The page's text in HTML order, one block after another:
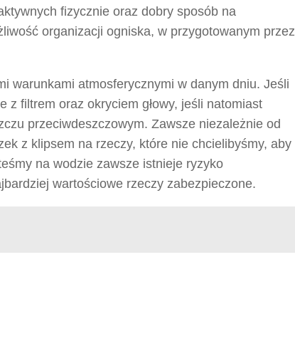
fizycznie oraz dobry sposób na
organizacji ogniska, w przygotowanym przez
warunkami atmosferycznymi w danym dniu. Jeśli
z filtrem oraz okryciem głowy, jeśli natomiast
przeciwdeszczowym. Zawsze niezależnie od
z klipsem na rzeczy, które nie chcielibyśmy, aby
na wodzie zawsze istnieje ryzyko
wartościowe rzeczy zabezpieczone.